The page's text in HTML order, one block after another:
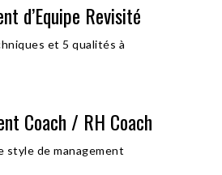
d’Equipe Revisité
et 5 qualités à
Coach / RH Coach
style de management